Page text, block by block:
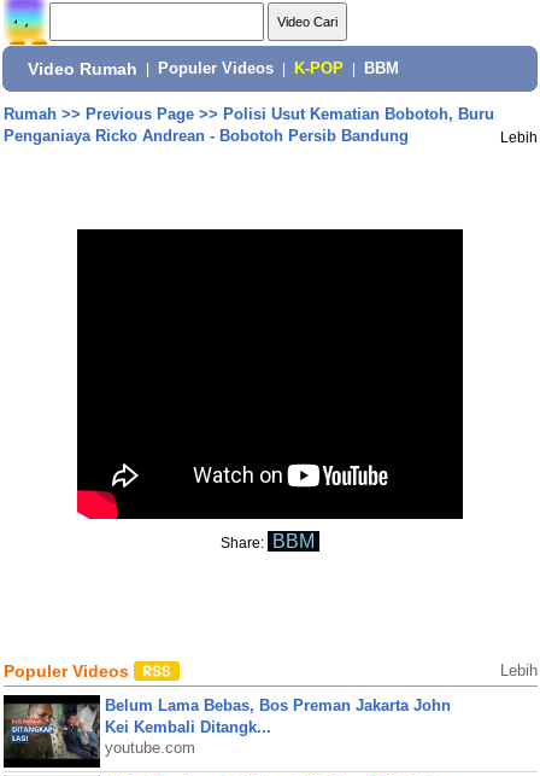
Video Rumah Populer Videos K-POP BBM
Rumah>> Previous Page>> Polisi Usut Kematian Bobotoh, Buru
Penganiaya Ricko Andrean - Bobotoh Persib Bandung
Lebih
Share: BBM
Populer Videos Lebih
Belum Lama Bebas, Bos Preman Jakarta John
Kei Kembali Ditangk...
youtube.com